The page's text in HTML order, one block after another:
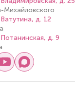
Михайловского
д. 12
д. 9